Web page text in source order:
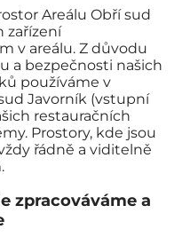
Areálu Obří sud
zařízení
v areálu. Z důvodu
a bezpečnosti našich
používáme v
Javorník (vstupní
restauračních
Prostory, kde jsou
řádně a viditelně
zpracováváme a